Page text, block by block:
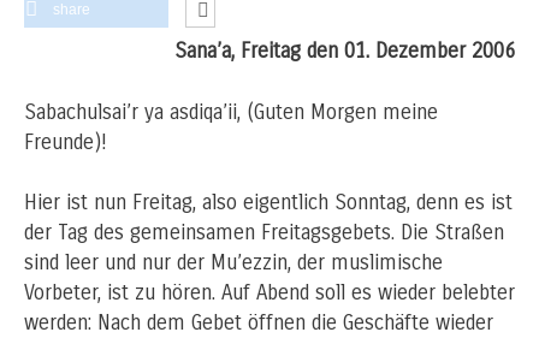
share
Sana’a, Freitag den 01. Dezember 2006
Sabachulsai’r ya asdiqa’ii, (Guten Morgen meine
Freunde)!
Hier ist nun Freitag, also eigentlich Sonntag, denn es ist
der Tag des gemeinsamen Freitagsgebets. Die Straßen
sind leer und nur der Mu’ezzin, der muslimische
Vorbeter, ist zu hören. Auf Abend soll es wieder belebter
werden: Nach dem Gebet öffnen die Geschäfte wieder